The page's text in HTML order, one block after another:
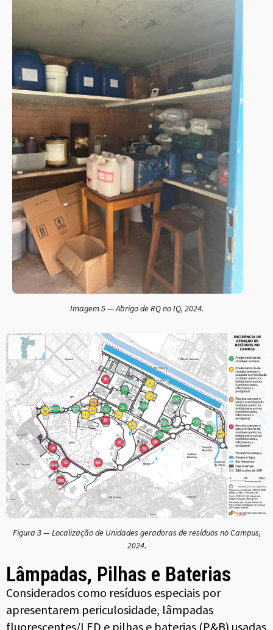
Imagem 5 — Abrigo de RQ no IQ, 2024.
Figura 3 — Localização de Unidades geradoras de resíduos no Campus,
2024.
Lâmpadas, Pilhas e Baterias
Considerados como resíduos especiais por
apresentarem periculosidade, lâmpadas
fluorescentes/LED e pilhas e baterias (P&B) usadas